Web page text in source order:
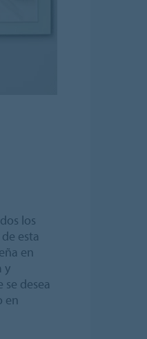
los
esta
en
y
desea
en